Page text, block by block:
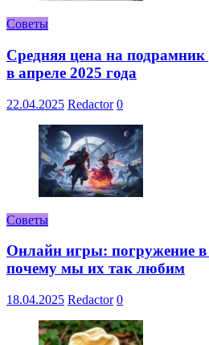
Советы
Средняя цена на подрамник
в апреле 2025 года
22.04.2025 Redactor 0
Советы
Онлайн игры: погружение
почему мы их так любим
18.04.2025 Redactor 0